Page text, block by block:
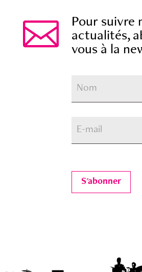

Pour suivre
actualités,
vous à la
S'abonner